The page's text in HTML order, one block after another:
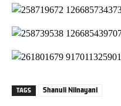
TAGS Shanuli Nilnayani